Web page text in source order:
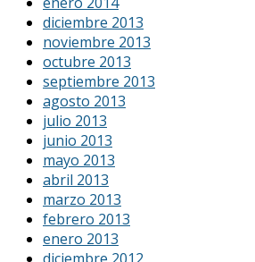
diciembre 2013
noviembre 2013
octubre 2013
septiembre 2013
agosto 2013
julio 2013
junio 2013
mayo 2013
abril 2013
marzo 2013
febrero 2013
enero 2013